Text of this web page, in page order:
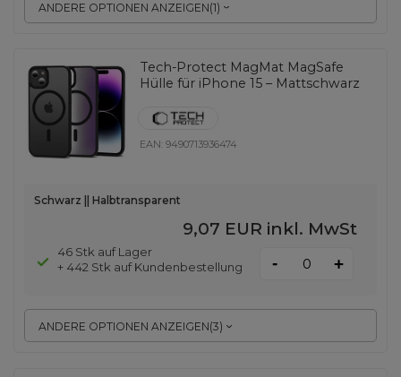
ANDERE OPTIONEN ANZEIGEN(1)
Tech-Protect MagMat MagSafe
Hülle für iPhone 15 – Mattschwarz
EAN:9490713936474
ANDERE OPTIONEN ANZEIGEN(3)
Schwarz || Halbtransparent
9,07 EUR inkl. MwSt
46 Stk auf Lager
+ 442 Stk auf Kundenbestellung
- +